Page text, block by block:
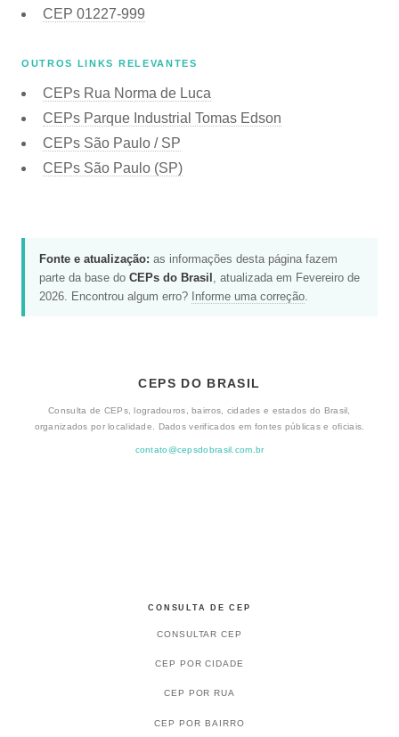
CEP 01227-999
OUTROS LINKS RELEVANTES
CEPs Rua Norma de Luca
CEPs Parque Industrial Tomas Edson
CEPs São Paulo / SP
CEPs São Paulo (SP)
Fonte e atualização: as informações desta página fazem
parte da base do CEPs do Brasil , atualizada em Fevereiro de
2026. Encontrou algum erro? Informe uma correção
CEPS DO BRASIL
Consulta de CEPs, logradouros, bairros, cidades e estados do Brasil,
organizados por localidade. Dados verificados em fontes públicas e oficiais.
contato@cepsdobrasil.com.br
CONSULTA DE CEP
CONSULTAR CEP
CEP POR CIDADE
CEP POR RUA
CEP POR BAIRRO